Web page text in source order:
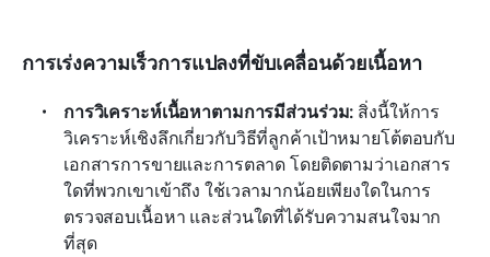
การเร่งความเร็วการแปลงที่ขับเคลื่อนด้วยเนื้อหา
การวิเคราะห์เนื้อหาตามการมีส่วนร่วม: สิ่งนี้ให้การ
วิเคราะห์เชิงลึกเกี่ยวกับวิธีที่ลูกค้าเป้าหมายโต้ตอบกับ
เอกสารการขายและการตลาด โดยติดตามว่าเอกสาร
ใดที่พวกเขาเข้าถึง ใช้เวลามากน้อยเพียงใดในการ
ตรวจสอบเนื้อหา และส่วนใดที่ได้รับความสนใจมาก
ที่สุด